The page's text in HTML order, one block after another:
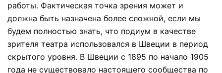
работы. Фактическая точка зрения может и
должна быть назначена более сложной, если мы
будем полностью знать, что подиум в качестве
зрителя театра использовался в Швеции в период
скрытого уровня. В Швеции с 1895 по начало 1905
года не существовало настоящего сообщества по